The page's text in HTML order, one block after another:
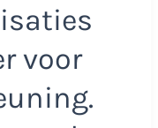
voor